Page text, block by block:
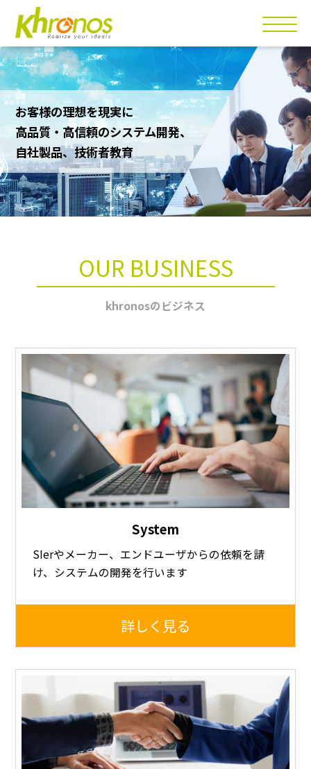
お客様の理想を現実に
高品質・高信頼のシステム開発、
自社製品、技術者教育
OUR BUSINESS
khronosのビジネス
System
SIerやメーカー、エンドユーザからの依頼を請
け、システムの開発を行います
詳しく見る